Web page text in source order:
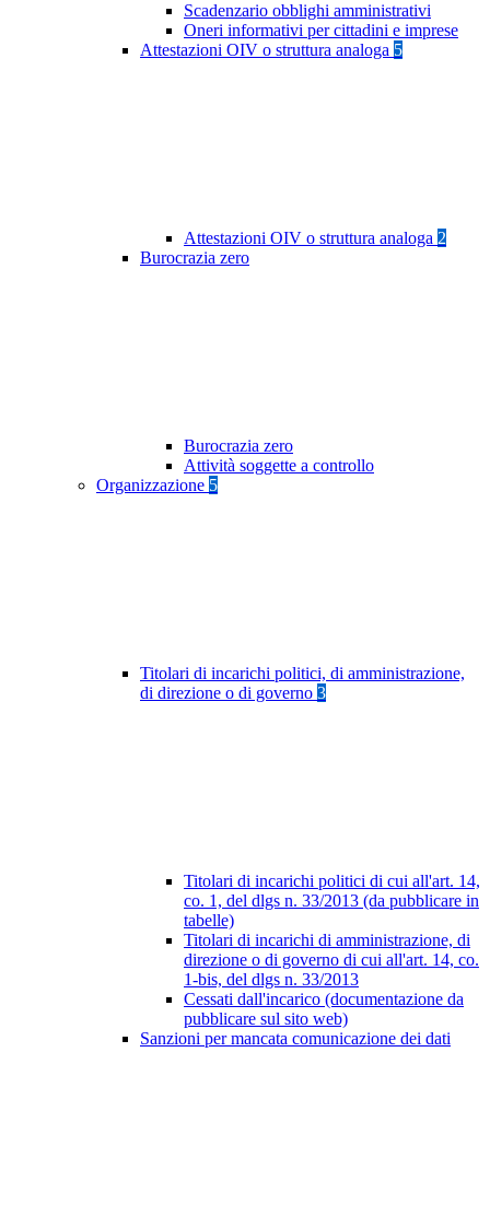
Scadenzario obblighi amministrativi
Oneri informativi per cittadini e imprese
Attestazioni OIV o struttura analoga 5
Attestazioni OIV o struttura analoga 2
Burocrazia zero
Burocrazia zero
Attività soggette a controllo
Organizzazione 5
Titolari di incarichi politici, di amministrazione,
di direzione o di governo 3
Titolari di incarichi politici di cui all'art. 14,
co. 1, del dlgs n. 33/2013 (da pubblicare in
tabelle)
Titolari di incarichi di amministrazione, di
direzione o di governo di cui all'art. 14, co.
1-bis, del dlgs n. 33/2013
Cessati dall'incarico (documentazione da
pubblicare sul sito web)
Sanzioni per mancata comunicazione dei dati